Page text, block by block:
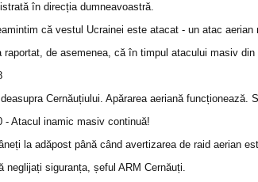
în direcția dumneavoastră.
că vestul Ucrainei este atacat - un atac
raportat, de asemenea, că în timpul atacului masiv
Cernăuțiului. Apărarea aeriană funcționează.
- Atacul inamic masiv continuă!
la adăpost până când avertizarea de raid aerian
neglijați siguranța, șeful ARM Cernăuți.